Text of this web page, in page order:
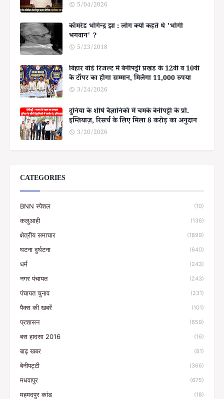
5/04/2026
कॉमरेड भोगेन्द्र झा : लोग क्यों कहते थे 'भोगी
भगवान' ?
5/23/2018
बिहार बोर्ड रिजल्ट में बेनीपट्टी प्रखंड के 12वीं व 10वीं
के टॉपर का होगा सम्मान, मिलेगा 11,000 रुपया
3/24/2026
दुनिया के शीर्ष वैज्ञानिकों में चमके बेनीपट्टी के प्रो.
इम्तियाज़, रिसर्च के लिए मिला 8 करोड़ का अनुदान
3/20/2026
CATEGORIES
BNN स्पेशल (10)
कलुआही (136)
क्षेत्रीय समाचार (1899)
घटना दुर्घटना (640)
धर्म (243)
नगर पंचायत (243)
पंचायत चुनाव (231)
पैक्स की खबरें (101)
प्रशासन (659)
बस हादसा 2016 (16)
बाढ़ खबर (81)
बेनीपट्टी (366)
मधवापुर (675)
महमदपुर कांड (18)